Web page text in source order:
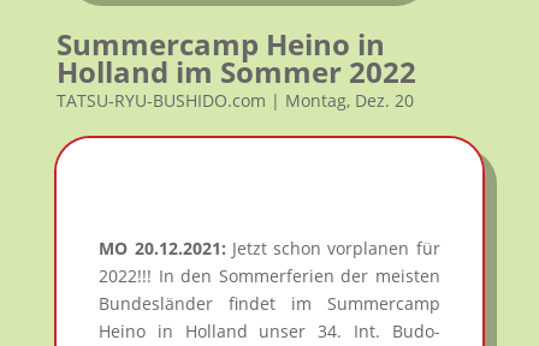
Summercamp Heino in
Holland im Sommer 2022
TATSU-RYU-BUSHIDO.com | Montag, Dez. 20
MO 20.12.2021: Jetzt schon vorplanen für
2022!!! In den Sommerferien der meisten
Bundesländer findet im Summercamp
Heino in Holland unser 34. Int. Budo-